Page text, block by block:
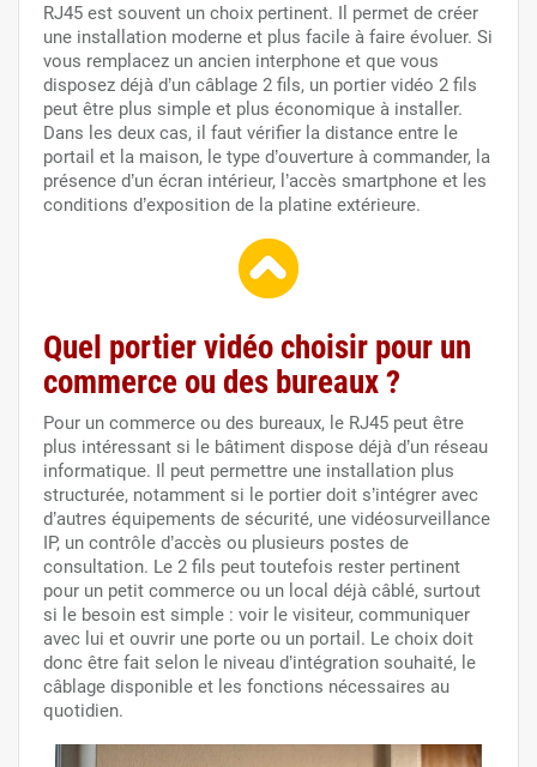
RJ45 est souvent un choix pertinent. Il permet de créer
une installation moderne et plus facile à faire évoluer. Si
vous remplacez un ancien interphone et que vous
disposez déjà d’un câblage 2 fils, un portier vidéo 2 fils
peut être plus simple et plus économique à installer.
Dans les deux cas, il faut vérifier la distance entre le
portail et la maison, le type d’ouverture à commander, la
présence d’un écran intérieur, l’accès smartphone et les
conditions d’exposition de la platine extérieure.
Quel portier vidéo choisir pour un
commerce ou des bureaux ?
Pour un commerce ou des bureaux, le RJ45 peut être
plus intéressant si le bâtiment dispose déjà d’un réseau
informatique. Il peut permettre une installation plus
structurée, notamment si le portier doit s’intégrer avec
d’autres équipements de sécurité, une vidéosurveillance
IP, un contrôle d’accès ou plusieurs postes de
consultation. Le 2 fils peut toutefois rester pertinent
pour un petit commerce ou un local déjà câblé, surtout
si le besoin est simple : voir le visiteur, communiquer
avec lui et ouvrir une porte ou un portail. Le choix doit
donc être fait selon le niveau d’intégration souhaité, le
câblage disponible et les fonctions nécessaires au
quotidien.